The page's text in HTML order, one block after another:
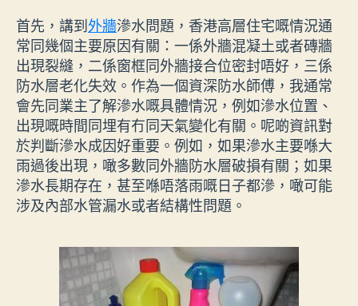
首先，講到外牆滲水問題，香港高層住宅嘅情況通
常同幾個主要原因有關：一係外牆混凝土或者磚牆
出現裂縫，二係窗框同外牆接合位密封唔好，三係
防水層老化失效。作為一個資深防水師傅，我通常
會先同業主了解滲水嘅具體情況，例如滲水位置、
出現嘅時間同埋有冇同天氣變化有關。呢啲資訊對
於判斷滲水成因好重要。例如，如果滲水主要喺大
雨過後出現，噉多數同外牆防水層破損有關；如果
滲水長期存在，甚至喺唔落雨嘅日子都滲，噉可能
涉及內部水管漏水或者結構性問題。